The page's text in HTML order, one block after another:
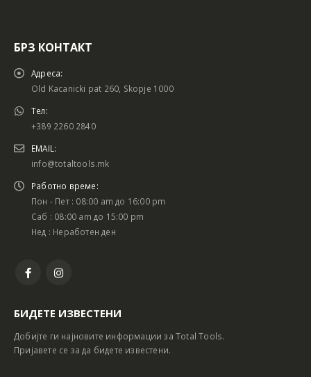
Батериски сет
Батериски сет Ротирачки Чекан и Бормашина 20V
БРЗ КОНТАКТ
Адреса:
Old Kacanicki pat 260, Skopje 1000
Тел:
+389 2260 2840
EMAIL:
info@totaltools.mk
Работно време:
Пон - Пет : 08:00 am до 16:00 pm
Саб : 08:00 am до 15:00 pm
Нед : Неработен ден
БИДЕТЕ ИЗВЕСТЕНИ
Добијте ги најновите информации за Total Tools.
Пријавете се за да бидете известени.